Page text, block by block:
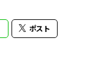
ポスト